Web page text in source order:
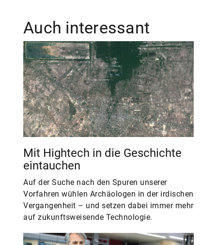
Auch interessant
Mit Hightech in die Geschichte
eintauchen
Auf der Suche nach den Spuren unserer
Vorfahren wühlen Archäologen in der irdischen
Vergangenheit – und setzen dabei immer mehr
auf zukunftsweisende Technologie.